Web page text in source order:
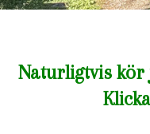
Naturligtvis